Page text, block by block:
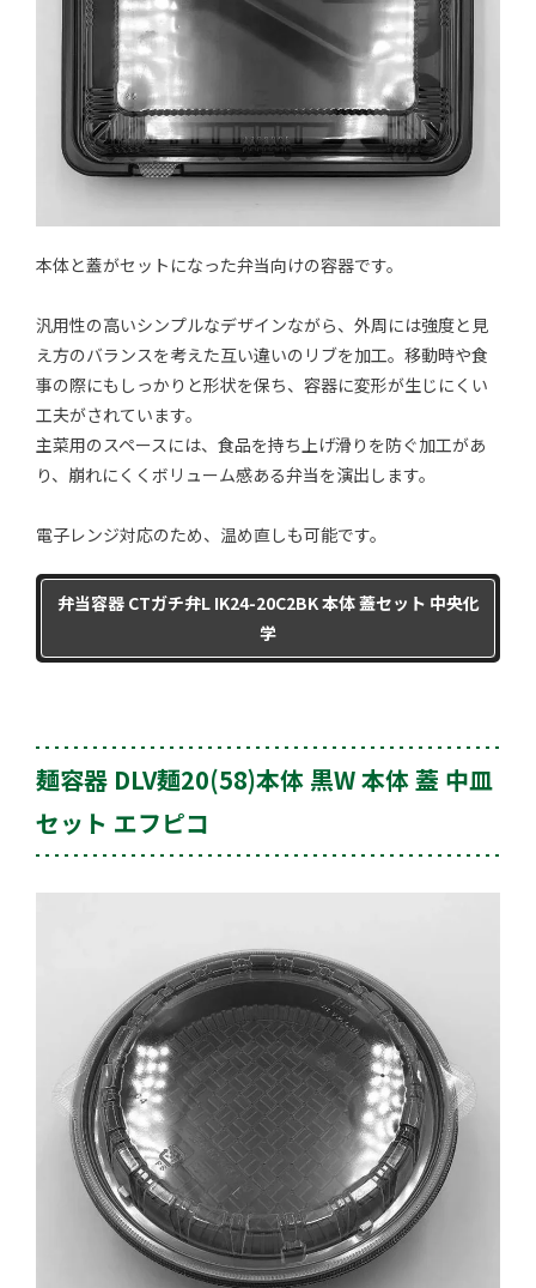
本体と蓋がセットになった弁当向けの容器です。
汎用性の高いシンプルなデザインながら、外周には強度と見
え方のバランスを考えた互い違いのリブを加工。移動時や食
事の際にもしっかりと形状を保ち、容器に変形が生じにくい
工夫がされています。
主菜用のスペースには、食品を持ち上げ滑りを防ぐ加工があ
り、崩れにくくボリューム感ある弁当を演出します。
電子レンジ対応のため、温め直しも可能です。
弁当容器 CTガチ弁L IK24-20C2BK 本体 蓋セット 中央化
学
麺容器 DLV麺20(58)本体 黒W 本体 蓋 中皿
セット エフピコ